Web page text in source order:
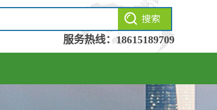
服务热线：18615189709